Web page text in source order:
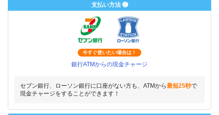
支払い方法 ❷
今すぐ使いたい場合は！
銀行ATMからの現金チャージ
セブン銀行、ローソン銀行に口座がない方も、ATMから最短25秒で
現金チャージをすることができます！